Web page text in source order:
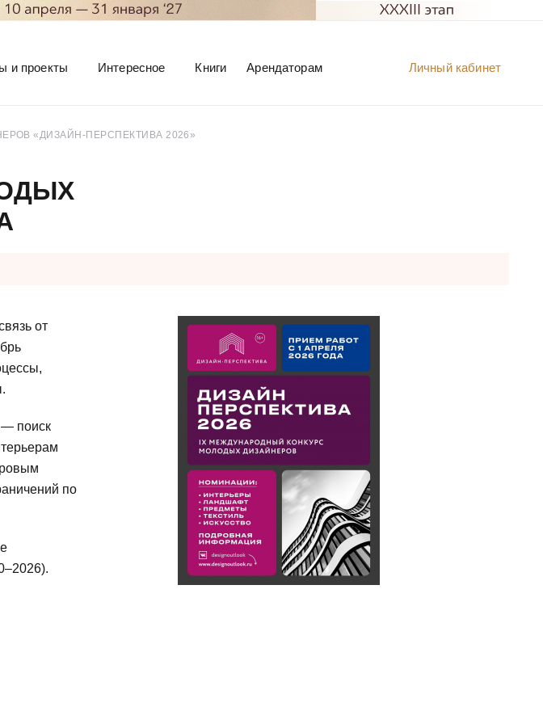
Личный кабинет
и проекты Интересное Книги Арендаторам
«ДИЗАЙН-ПЕРСПЕКТИВА 2026»
от
— поиск
по